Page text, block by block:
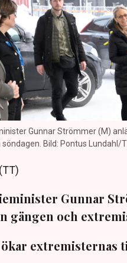
Gunnar Strömmer (M)
söndagen. Bild: Pontus Lundahl/
Gunnar
gängen och
ökar extremisternas